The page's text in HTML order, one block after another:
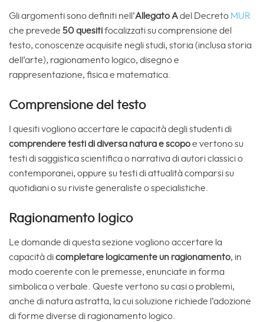
Gli argomenti sono definiti nell’Allegato Adel Decreto MUR
che prevede 50 quesitifocalizzati su comprensione del
testo, conoscenze acquisite negli studi, storia (inclusa storia
dell’arte), ragionamento logico, disegno e
rappresentazione, fisica e matematica.
Comprensione del testo
I quesiti vogliono accertare le capacità degli studenti di
comprendere testi di diversa natura e scopoe vertono su
testi di saggistica scientifica o narrativa di autori classici o
contemporanei, oppure su testi di attualità comparsi su
quotidiani o su riviste generaliste o specialistiche.
Ragionamento logico
Le domande di questa sezione vogliono accertare la
capacità dicompletare logicamente un ragionamento, in
modo coerente con le premesse, enunciate in forma
simbolica o verbale. Queste vertono su casi o problemi,
anche di natura astratta, la cui soluzione richiede l’adozione
di forme diverse di ragionamento logico.